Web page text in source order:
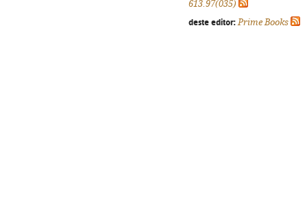
613.97(035)
deste editor: Prime Books